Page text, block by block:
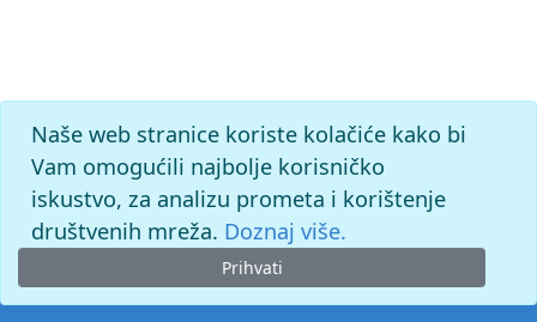
Naše web stranice koriste kolačiće kako bi
Vam omogućili najbolje korisničko
iskustvo, za analizu prometa i korištenje
društvenih mreža. Doznaj više.
Prihvati
© 2026. -Leksikografski zavodMiroslav Krleža